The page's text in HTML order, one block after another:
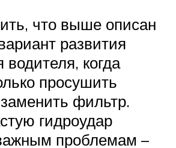
что выше описан
развития
когда
просушить
фильтр.
гидроудар
проблемам –